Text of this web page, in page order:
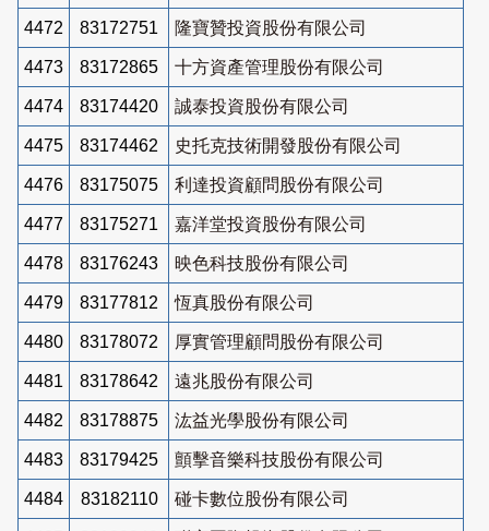
4472 83172751 隆寶贊投資股份有限公司
4473 83172865 十方資產管理股份有限公司
4474 83174420 誠泰投資股份有限公司
4475 83174462 史托克技術開發股份有限公司
4476 83175075 利達投資顧問股份有限公司
4477 83175271 嘉洋堂投資股份有限公司
4478 83176243 映色科技股份有限公司
4479 83177812 恆真股份有限公司
4480 83178072 厚實管理顧問股份有限公司
4481 83178642 遠兆股份有限公司
4482 83178875 汯益光學股份有限公司
4483 83179425 顫擊音樂科技股份有限公司
4484 83182110 碰卡數位股份有限公司